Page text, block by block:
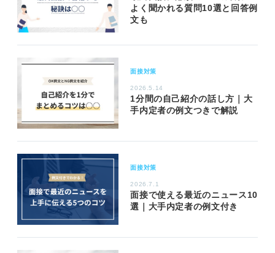
よく聞かれる質問10選と回答例
文も
面接対策
2026.5.14
1分間の自己紹介の話し方｜大
手内定者の例文つきで解説
面接対策
2026.7.1
面接で使える最近のニュース10
選｜大手内定者の例文付き